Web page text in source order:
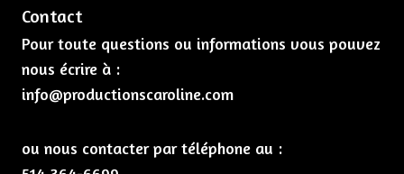
Contact
Pour toute questions ou informations vous pouvez
nous écrire à :
info@productionscaroline.com
ou nous contacter par téléphone au :